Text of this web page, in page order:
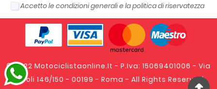
Accetto le condizioni generali e la politica di riservatezza
© 2022 Motociclistaonline.it - P.Iva: 15069401006 - Via
Tripoli 146/150 - 00199 - Roma - All Rights Reserved.